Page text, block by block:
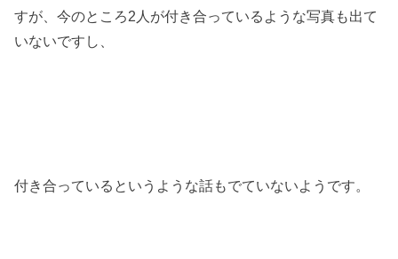
すが、今のところ2 人が付き合っているような写真も出て
いないですし、
付き合っているというような話もでていないようです。